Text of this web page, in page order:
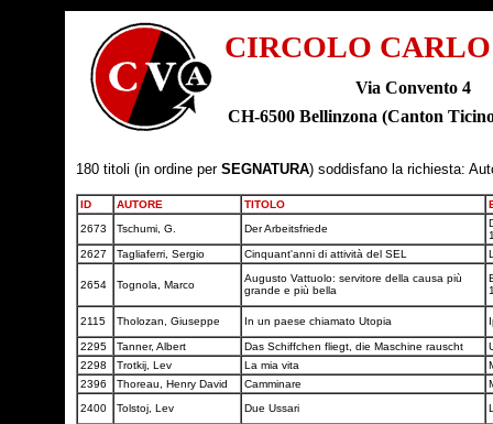
CIRCOLO
Via Convento 4
CH-6500 Bellinzona (Canton
180 titoli (in ordine per SEGNATURA) soddisfano la richiesta:
ID AUTORE TITOLO
2673
Tschumi, G. Der Arbeitsfriede
2627
Tagliaferri, Sergio Cinquant'anni di attività del SEL
2654 Tognola, Marco
Augusto Vattuolo: servitore della causa più
grande e più bella
2115 Tholozan, Giuseppe In un paese chiamato Utopia
2295 Tanner, Albert Das Schiffchen fliegt, die Maschine rauscht
2298
Trotkij, Lev La mia vita
2396
Thoreau, Henry David Camminare
2400
Tolstoj, Lev Due Ussari